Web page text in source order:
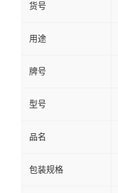
货号
用途
牌号
型号
品名
包装规格